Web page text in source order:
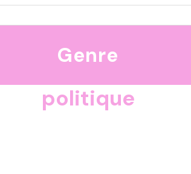
Genre
politique